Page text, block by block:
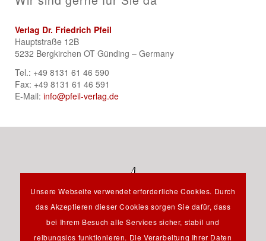
Verlag Dr. Friedrich Pfeil
Hauptstraße 12B
5232 Bergkirchen OT Günding – Germany
Tel.: +49 8131 61 46 590
Fax: +49 8131 61 46 591
E-Mail: info@pfeil-verlag.de
Unsere Webseite verwendet erforderliche Cookies. Durch
das Akzeptieren dieser Cookies sorgen Sie dafür, dass
bei Ihrem Besuch alle Services sicher, stabil und
reibungslos funktionieren. Die Verarbeitung Ihrer Daten